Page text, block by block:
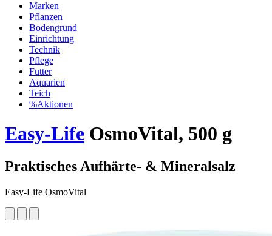
Marken
Pflanzen
Bodengrund
Einrichtung
Technik
Pflege
Futter
Aquarien
Teich
%Aktionen
Easy-Life OsmoVital, 500 g
Praktisches Aufhärte- & Mineralsalz
Easy-Life OsmoVital